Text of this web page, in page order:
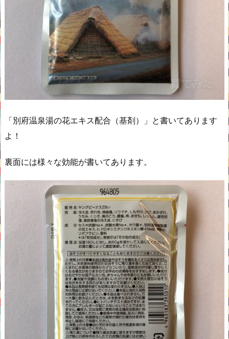
「別府温泉湯の花エキス配合（基剤）」と書いてあります
よ！
裏面には様々な効能が書いてあります。